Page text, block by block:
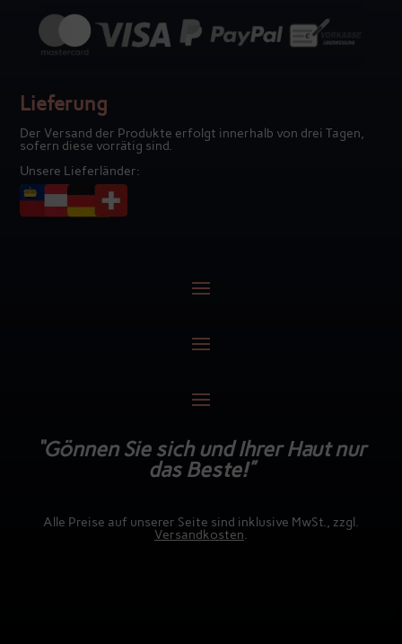
Lieferung
Der Versand der Produkte erfolgt innerhalb von drei Tagen,
sofern diese vorrätig sind.
Unsere Lieferländer:
“Gönnen Sie sich und Ihrer Haut nur
das Beste!”
Alle Preise auf unserer Seite sind inklusive MwSt., zzgl.
Versandkosten.